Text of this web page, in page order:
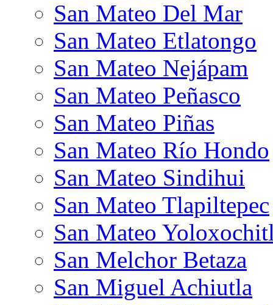
San Mateo Del Mar
San Mateo Etlatongo
San Mateo Nejápam
San Mateo Peñasco
San Mateo Piñas
San Mateo Río Hondo
San Mateo Sindihui
San Mateo Tlapiltepec
San Mateo
San Melchor Betaza
San Miguel Achiutla